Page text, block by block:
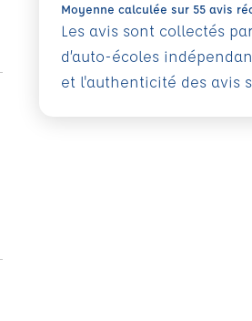
Moyenne calculée sur 55 avis
Les avis sont collectés
d’auto-écoles
et l'authenticité des avis